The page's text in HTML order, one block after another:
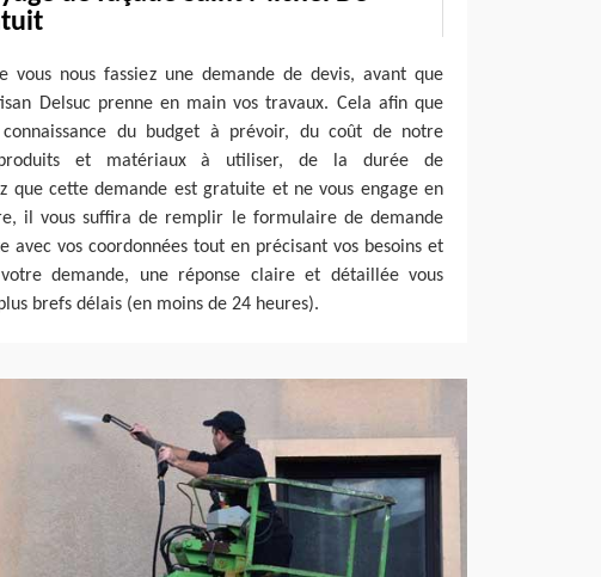
vous nous fassiez une demande de devis, avant que
Delsuc prenne en main vos travaux. Cela afin que
connaissance du budget à prévoir, du coût de notre
et matériaux à utiliser, de la durée de
que cette demande est gratuite et ne vous engage en
il vous suffira de remplir le formulaire de demande
avec vos coordonnées tout en précisant vos besoins et
demande, une réponse claire et détaillée vous
brefs délais (en moins de 24 heures).